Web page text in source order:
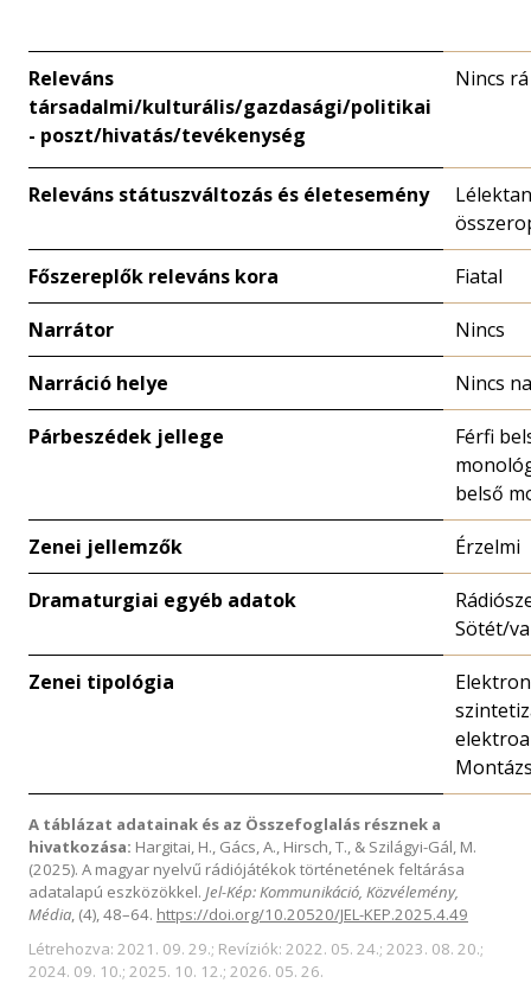
Releváns
társadalmi/kulturális/gazdasági/politikai
- poszt/hivatás/tevékenység
Nincs
Releváns státuszváltozás és életesemény
Főszereplők releváns kora Fiatal
Narrátor Nincs
Narráció helye Nincs
Párbeszédek jellege
Férfi
belső
Zenei jellemzők Érzelmi
Dramaturgiai egyéb adatok
Sötét/
Zenei tipológia
A táblázat adatainak és az Összefoglalás résznek a
hivatkozása: Hargitai, H., Gács, A., Hirsch, T., & Szilágyi-Gál, M.
(2025). A magyar nyelvű rádiójátékok történetének feltárása
adatalapú eszközökkel. Jel-Kép: Kommunikáció, Közvélemény,
Média, (4), 48–64. https://doi.org/10.20520/JEL-KEP.2025.4.49
Létrehozva: 2021. 09. 29.; Revíziók: 2022. 05. 24.; 2023. 08. 20.;
2024. 09. 10.; 2025. 10. 12.; 2026. 05. 26.